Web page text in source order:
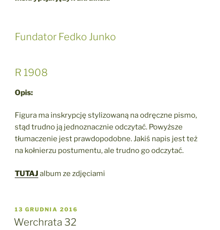
Fundator Fedko Junko
R 1908
Opis:
Figura ma inskrypcję stylizowaną na odręczne pismo,
stąd trudno ją jednoznacznie odczytać. Powyższe
tłumaczenie jest prawdopodobne. Jakiś napis jest też
na kołnierzu postumentu, ale trudno go odczytać.
TUTAJ album ze zdjęciami
OPUBLIKOWANE
W
13 GRUDNIA 2016
Werchrata 32